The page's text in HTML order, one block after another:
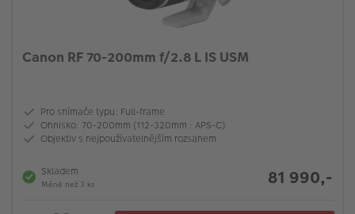
Canon RF 70-200mm f/2.8 L IS USM
Pro snímače typu: Full-frame
Ohnisko: 70-200mm (112-320mm : APS-C)
Objektiv s nejpoužívatelnějším rozsahem
Skladem
Méně než 3 ks 81 990,-